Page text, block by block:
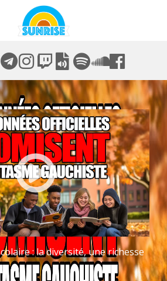
: la diversité, une richesse